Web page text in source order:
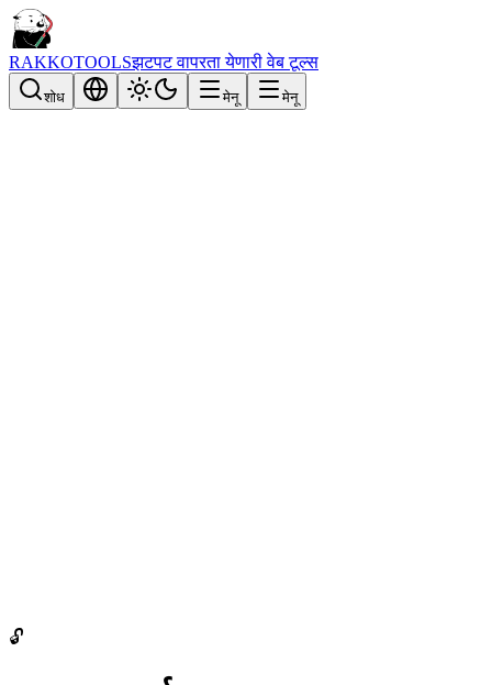
RAKKOTOOLSझटपट वापरता येणारी वेब टूल्स
शोध मेनू मेनू
🔓